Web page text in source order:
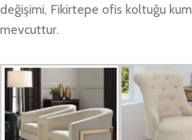
değişimi, Fikirtepe ofis koltuğu
mevcuttur.